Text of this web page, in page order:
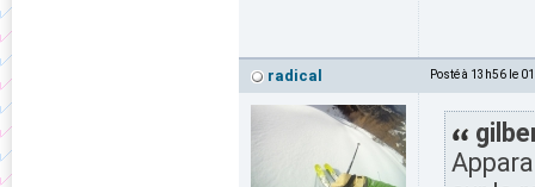
radical Posté à 13h56 le